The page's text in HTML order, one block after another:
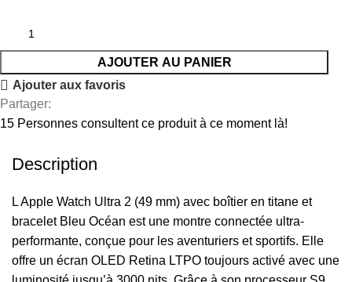
AJOUTER AU PANIER
Ajouter aux favoris
Partager:
15 Personnes consultent ce produit à ce moment là!
Description
L Apple Watch Ultra 2 (49 mm) avec boîtier en titane et
bracelet Bleu Océan est une montre connectée ultra-
performante, conçue pour les aventuriers et sportifs. Elle
offre un écran OLED Retina LTPO toujours activé avec une